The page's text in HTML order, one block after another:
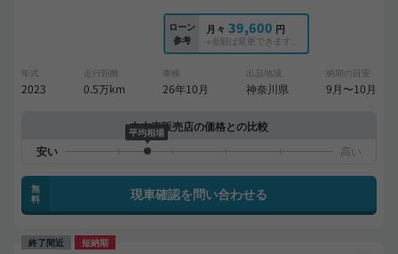
ローン
参考
月々 39,600 円
※金額は変更できます。
年式
2023
走行距離
0.5万km
車検
26年10月
出品地域
神奈川県
納期の目安
9月〜10月
中古車販売店の価格との比較
平均相場
無
料
現車確認を問い合わせる
終了間近 短納期